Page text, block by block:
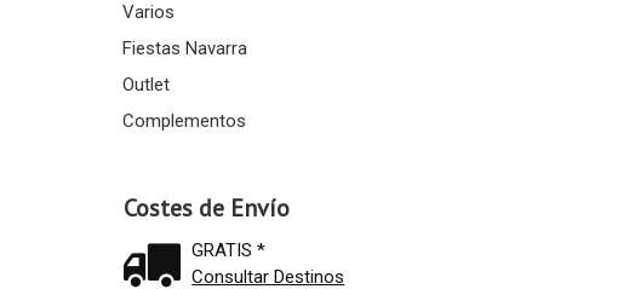
Varios
Fiestas Navarra
Outlet
Complementos
Costes de Envío
GRATIS *
Consultar Destinos